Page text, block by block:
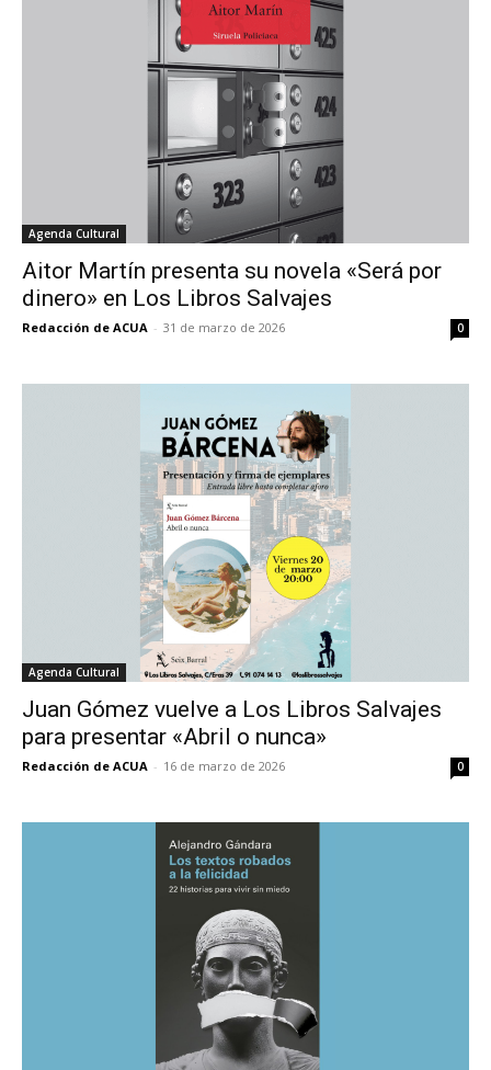
Agenda Cultural
Aitor Martín presenta su novela «Será por
dinero» en Los Libros Salvajes
Redacción de ACUA - 31 de marzo de 2026 0
Agenda Cultural
Juan Gómez vuelve a Los Libros Salvajes
para presentar «Abril o nunca»
Redacción de ACUA - 16 de marzo de 2026 0